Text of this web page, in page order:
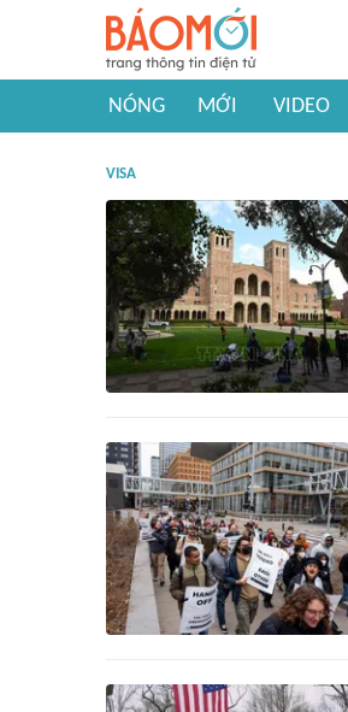
NÓNG MỚI VIDEO
VISA